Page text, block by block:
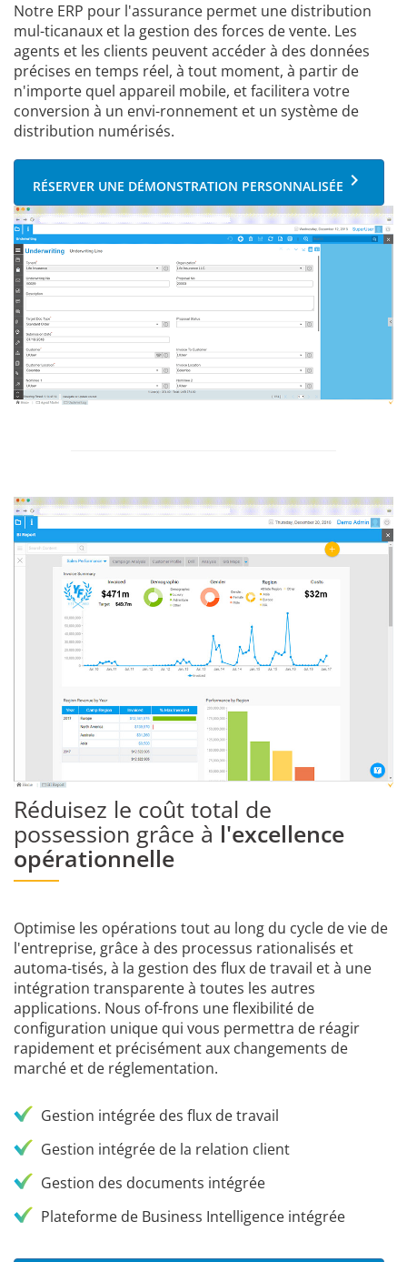
Notre ERP pour l'assurance permet une distribution
mul-ticanaux et la gestion des forces de vente. Les
agents et les clients peuvent accéder à des données
précises en temps réel, à tout moment, à partir de
n'importe quel appareil mobile, et facilitera votre
conversion à un envi-ronnement et un système de
distribution numérisés.
RÉSERVER UNE DÉMONSTRATION PERSONNALISÉE keyboard_arrow_right
Réduisez le coût total de
possession grâce à l'excellence
opérationnelle
Optimise les opérations tout au long du cycle de vie de
l'entreprise, grâce à des processus rationalisés et
automa-tisés, à la gestion des flux de travail et à une
intégration transparente à toutes les autres
applications. Nous of-frons une flexibilité de
configuration unique qui vous permettra de réagir
rapidement et précisément aux changements de
marché et de réglementation.
Gestion intégrée des flux de travail
Gestion intégrée de la relation client
Gestion des documents intégrée
Plateforme de Business Intelligence intégrée